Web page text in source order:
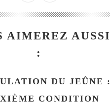
AIMEREZ AUSSI
:
DU JEÛNE :
CONDITION